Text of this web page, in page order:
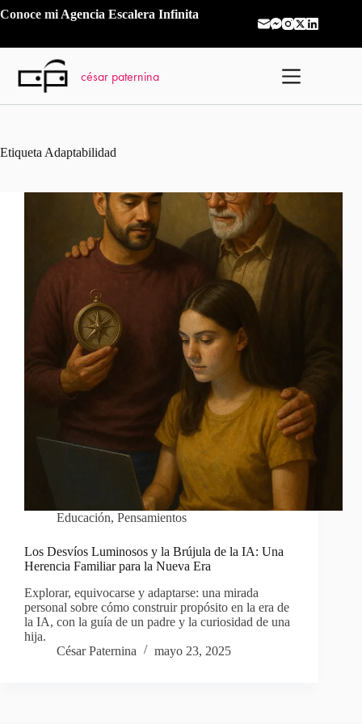
al
Conoce mi Agencia Escalera Infinita
césar paternina
Etiqueta Adaptabilidad
Educación, Pensamientos
Los Desvíos Luminosos y la Brújula de la IA: Una
Herencia Familiar para la Nueva Era
Explorar, equivocarse y adaptarse: una mirada
personal sobre cómo construir propósito en la era de
la IA, con la guía de un padre y la curiosidad de una
hija.
César Paternina
mayo 23, 2025